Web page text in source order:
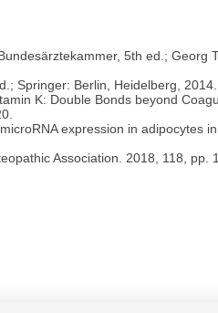
5th ed.; Georg
Springer: Berlin, Heidelberg, 2014.
K: Double Bonds beyond
expression in adipocytes
Association. 2018, 118, pp.